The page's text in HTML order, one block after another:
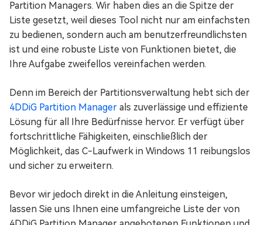
Partition Managers. Wir haben dies an die Spitze der
Liste gesetzt, weil dieses Tool nicht nur am einfachsten
zu bedienen, sondern auch am benutzerfreundlichsten
ist und eine robuste Liste von Funktionen bietet, die
Ihre Aufgabe zweifellos vereinfachen werden.
Denn im Bereich der Partitionsverwaltung hebt sich der
4DDiG Partition Manager als zuverlässige und effiziente
Lösung für all Ihre Bedürfnisse hervor. Er verfügt über
fortschrittliche Fähigkeiten, einschließlich der
Möglichkeit, das C-Laufwerk in Windows 11 reibungslos
und sicher zu erweitern.
Bevor wir jedoch direkt in die Anleitung einsteigen,
lassen Sie uns Ihnen eine umfangreiche Liste der von